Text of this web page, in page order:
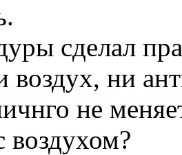
сделал
воздух, ни
не
воздухом?